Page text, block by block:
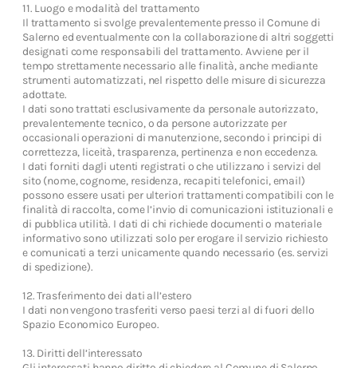
11. Luogo e modalità del trattamento
Il trattamento si svolge prevalentemente presso il Comune di
Salerno ed eventualmente con la collaborazione di altri soggetti
designati come responsabili del trattamento. Avviene per il
tempo strettamente necessario alle finalità, anche mediante
strumenti automatizzati, nel rispetto delle misure di sicurezza
adottate.
I dati sono trattati esclusivamente da personale autorizzato,
prevalentemente tecnico, o da persone autorizzate per
occasionali operazioni di manutenzione, secondo i principi di
correttezza, liceità, trasparenza, pertinenza e non eccedenza.
I dati forniti dagli utenti registrati o che utilizzano i servizi del
sito (nome, cognome, residenza, recapiti telefonici, email)
possono essere usati per ulteriori trattamenti compatibili con le
finalità di raccolta, come l’invio di comunicazioni istituzionali e
di pubblica utilità. I dati di chi richiede documenti o materiale
informativo sono utilizzati solo per erogare il servizio richiesto
e comunicati a terzi unicamente quando necessario (es. servizi
di spedizione).
12. Trasferimento dei dati all’estero
I dati non vengono trasferiti verso paesi terzi al di fuori dello
Spazio Economico Europeo.
13. Diritti dell’interessato